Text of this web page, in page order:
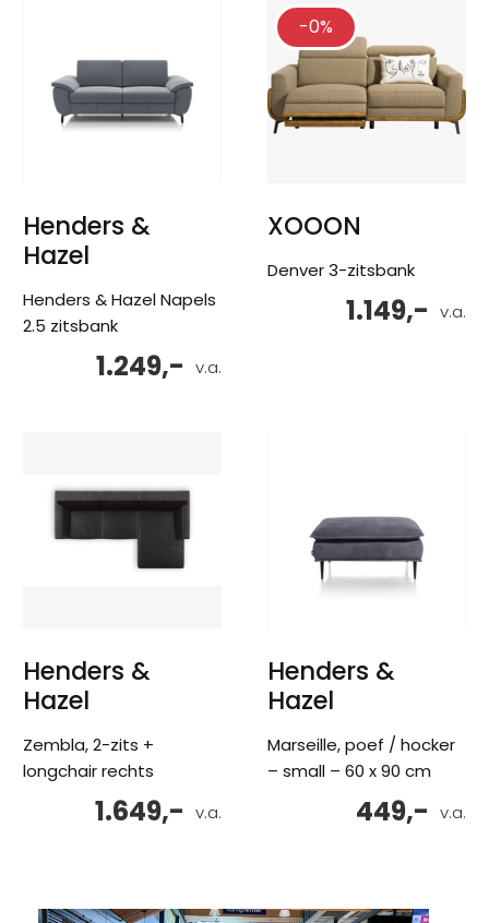
Henders &
Hazel
Henders & Hazel Napels
2.5 zitsbank
v.a.
1.249,-
-0%
XOOON
Denver 3-zitsbank
v.a.
1.149,-
Henders &
Hazel
Zembla, 2-zits +
longchair rechts
v.a.
1.649,-
Henders &
Hazel
Marseille, poef / hocker
– small – 60 x 90 cm
v.a.
449,-